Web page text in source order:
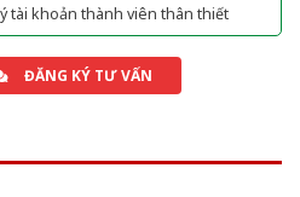
tài khoản thành viên thân thiết
ĐĂNG KÝ TƯ VẤN